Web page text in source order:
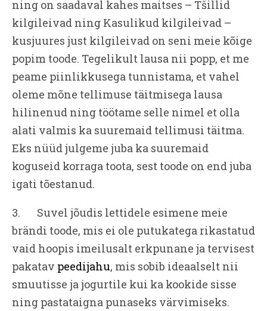
ning on saadaval kahes maitses – Tšillid
kilgileivad ning Kasulikud kilgileivad –
kusjuures just kilgileivad on seni meie kõige
popim toode. Tegelikult lausa nii popp, et me
peame piinlikkusega tunnistama, et vahel
oleme mõne tellimuse täitmisega lausa
hilinenud ning töötame selle nimel et olla
alati valmis ka suuremaid tellimusi täitma.
Eks nüüd julgeme juba ka suuremaid
koguseid korraga toota, sest toode on end juba
igati tõestanud.
3. Suvel jõudis lettidele esimene meie
brändi toode, mis ei ole putukatega rikastatud
vaid hoopis imeilusalt erkpunane ja tervisest
pakatav peedijahu, mis sobib ideaalselt nii
smuutisse ja jogurtile kui ka kookide sisse
ning pastataigna punaseks värvimiseks.